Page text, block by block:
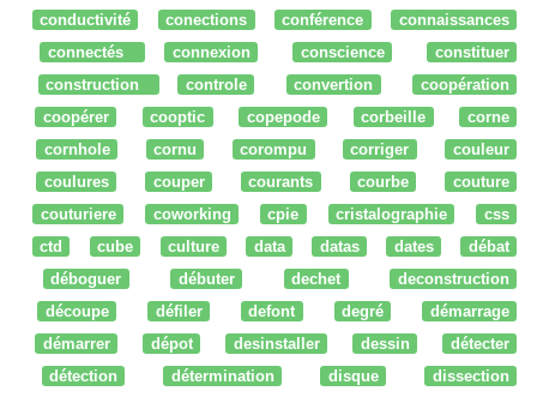
conductivité
conections conférence
connaissances
connectés
connexion conscience
constituer
construction
controle convertion
coopération
coopérer
cooptic copepode corbeille
corne
cornhole
cornu corompu corriger
couleur
coulures
couper courants courbe
couture
couturiere
coworking cpie cristalographie
css
ctd
cube culture data datas dates
débat
déboguer
débuter dechet
deconstruction
découpe
défiler defont degré
démarrage
démarrer
dépot desinstaller dessin
détecter
détection
détermination disque
dissection